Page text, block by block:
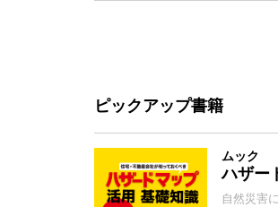
ピックアップ書籍
ムック
ハザー
自然災害